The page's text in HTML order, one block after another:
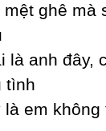
ghê mà
là anh đâу,
tình
em không